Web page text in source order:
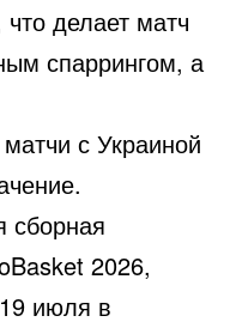
делает матч
спаррингом, а
с Украиной
сборная
2026,
июля в